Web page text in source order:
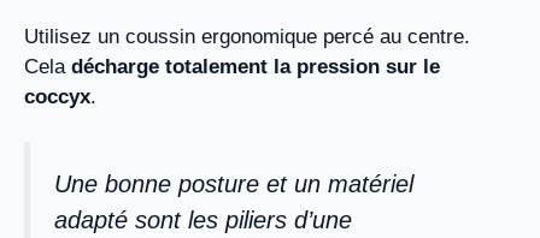
Utilisez un coussin ergonomique percé au centre.
Cela décharge totalement la pression sur le
coccyx.
Une bonne posture et un matériel
adapté sont les piliers d’une